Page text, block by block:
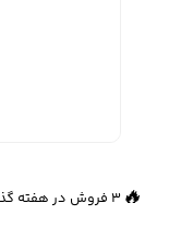
🔥 3 فروش در هفته گذشته